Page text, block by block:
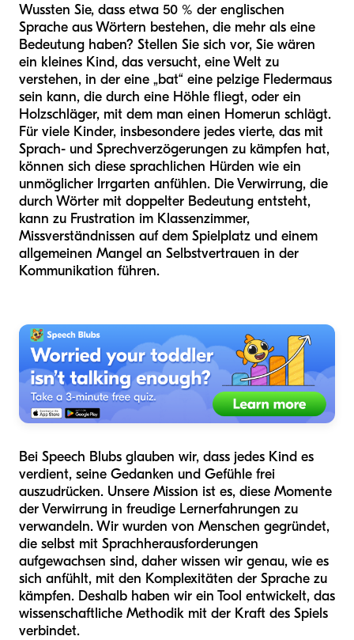
Wussten Sie, dass etwa 50 % der englischen
Sprache aus Wörtern bestehen, die mehr als eine
Bedeutung haben? Stellen Sie sich vor, Sie wären
ein kleines Kind, das versucht, eine Welt zu
verstehen, in der eine „bat“ eine pelzige Fledermaus
sein kann, die durch eine Höhle fliegt, oder ein
Holzschläger, mit dem man einen Homerun schlägt.
Für viele Kinder, insbesondere jedes vierte, das mit
Sprach- und Sprechverzögerungen zu kämpfen hat,
können sich diese sprachlichen Hürden wie ein
unmöglicher Irrgarten anfühlen. Die Verwirrung, die
durch Wörter mit doppelter Bedeutung entsteht,
kann zu Frustration im Klassenzimmer,
Missverständnissen auf dem Spielplatz und einem
allgemeinen Mangel an Selbstvertrauen in der
Kommunikation führen.
Bei Speech Blubs glauben wir, dass jedes Kind es
verdient, seine Gedanken und Gefühle frei
auszudrücken. Unsere Mission ist es, diese Momente
der Verwirrung in freudige Lernerfahrungen zu
verwandeln. Wir wurden von Menschen gegründet,
die selbst mit Sprachherausforderungen
aufgewachsen sind, daher wissen wir genau, wie es
sich anfühlt, mit den Komplexitäten der Sprache zu
kämpfen. Deshalb haben wir ein Tool entwickelt, das
wissenschaftliche Methodik mit der Kraft des Spiels
verbindet.